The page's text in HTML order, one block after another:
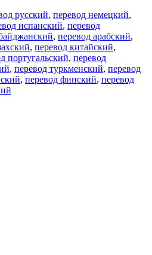
русский, перевод немецкий,
испанский, перевод
, перевод арабский,
, перевод китайский,
португальский, перевод
, перевод туркменский, перевод
, перевод финский, перевод